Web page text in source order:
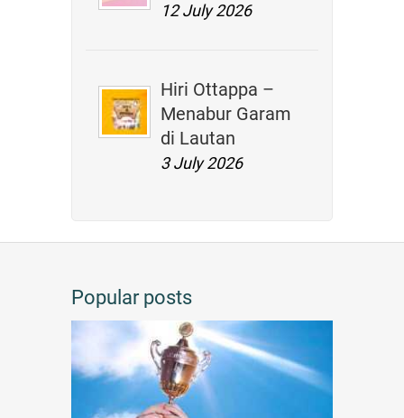
12 July 2026
Hiri Ottappa –
Menabur Garam
di Lautan
3 July 2026
Popular posts